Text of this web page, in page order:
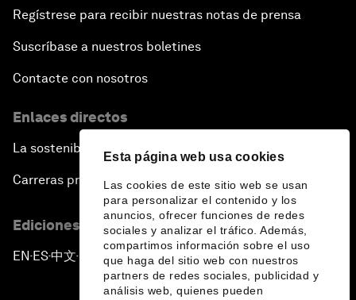
Esta página web usa cookies
Las cookies de este sitio web se usan
para personalizar el contenido y los
anuncios, ofrecer funciones de redes
sociales y analizar el tráfico. Además,
compartimos información sobre el uso
que haga del sitio web con nuestros
partners de redes sociales, publicidad y
análisis web, quienes pueden
Regístrese para recibir nuestras notas de prensa
Suscríbase a nuestros boletines
Contacte con nosotros
Enlaces directos
La sostenibilidad en el Foro
Carreras profesionales
Ediciones en otros idiomas
EN ▪ES▪中文▪ 日本語